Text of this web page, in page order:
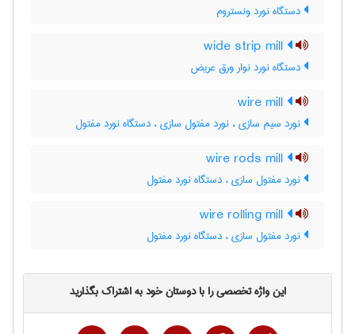
دستگاه نورد ونستروم
دستگاه نورد نوار ورق عریض
نورد سیم سازی ، نورد مفتول سازی ، دستگاه نورد مفتول
نورد مفتول سازی ، دستگاه نورد مفتول
نورد مفتول سازی ، دستگاه نورد مفتول
این واژه تخصصی را با دوستان خود به اشتراک بگذارید